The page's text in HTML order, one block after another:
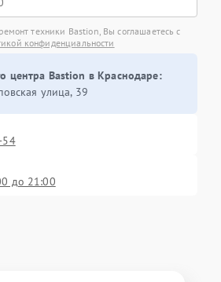
техники Bastion, Вы соглашаетесь с
конфиденциальности
центра Bastion в Краснодаре:
улица, 39
54
до 21:00